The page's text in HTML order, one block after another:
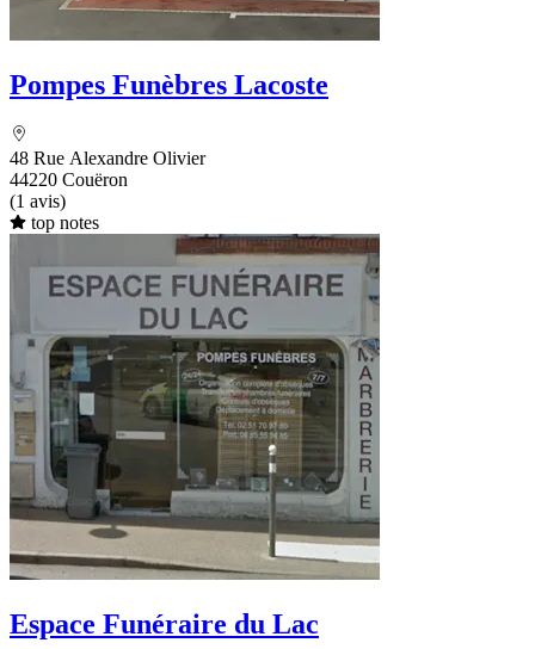
Pompes Funèbres Lacoste
48 Rue Alexandre Olivier
44220 Couëron
(1 avis)
top notes
Espace Funéraire du Lac